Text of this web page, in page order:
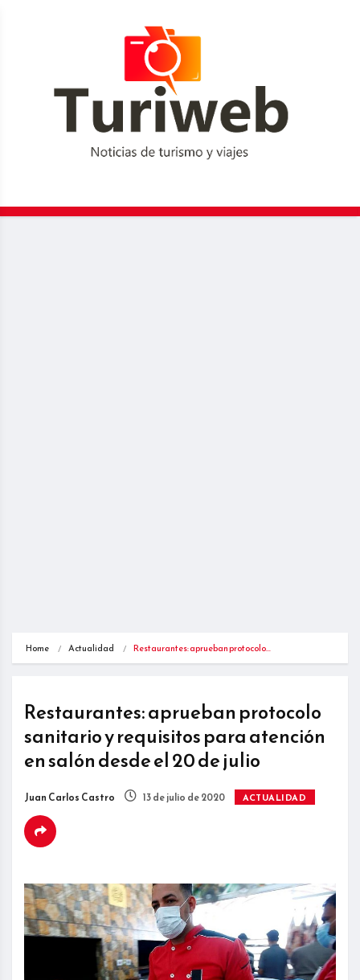
Home Actualidad Restaurantes: aprueban protocolo…
Restaurantes: aprueban protocolo
sanitario y requisitos para atención
en salón desde el 20 de julio
Juan Carlos Castro 13 de julio de 2020 ACTUALIDAD